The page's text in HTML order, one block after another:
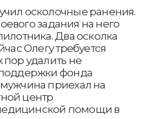
осколочные ранения.
задания на него
Два осколка
Олегу требуется
удалить не
фонда
приехал на
центр
помощи в